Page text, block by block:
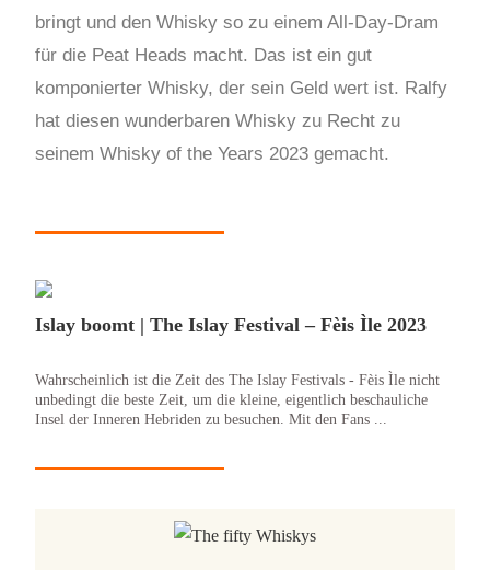
bringt und den Whisky so zu einem All-Day-Dram
für die Peat Heads macht. Das ist ein gut
komponierter Whisky, der sein Geld wert ist. Ralfy
hat diesen wunderbaren Whisky zu Recht zu
seinem Whisky of the Years 2023 gemacht.
Islay boomt | The Islay Festival – Fèis Ìle 2023
Wahrscheinlich ist die Zeit des The Islay Festivals - Fèis Ìle nicht
unbedingt die beste Zeit, um die kleine, eigentlich beschauliche
Insel der Inneren Hebriden zu besuchen. Mit den Fans ...